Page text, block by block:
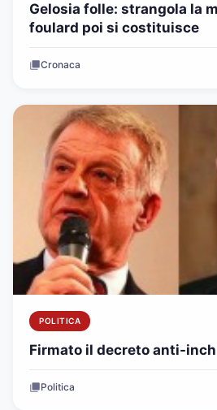
Gelosia folle: strangola la
foulard poi si costituisce
Cronaca
POLITICA
Firmato il decreto anti-
Politica